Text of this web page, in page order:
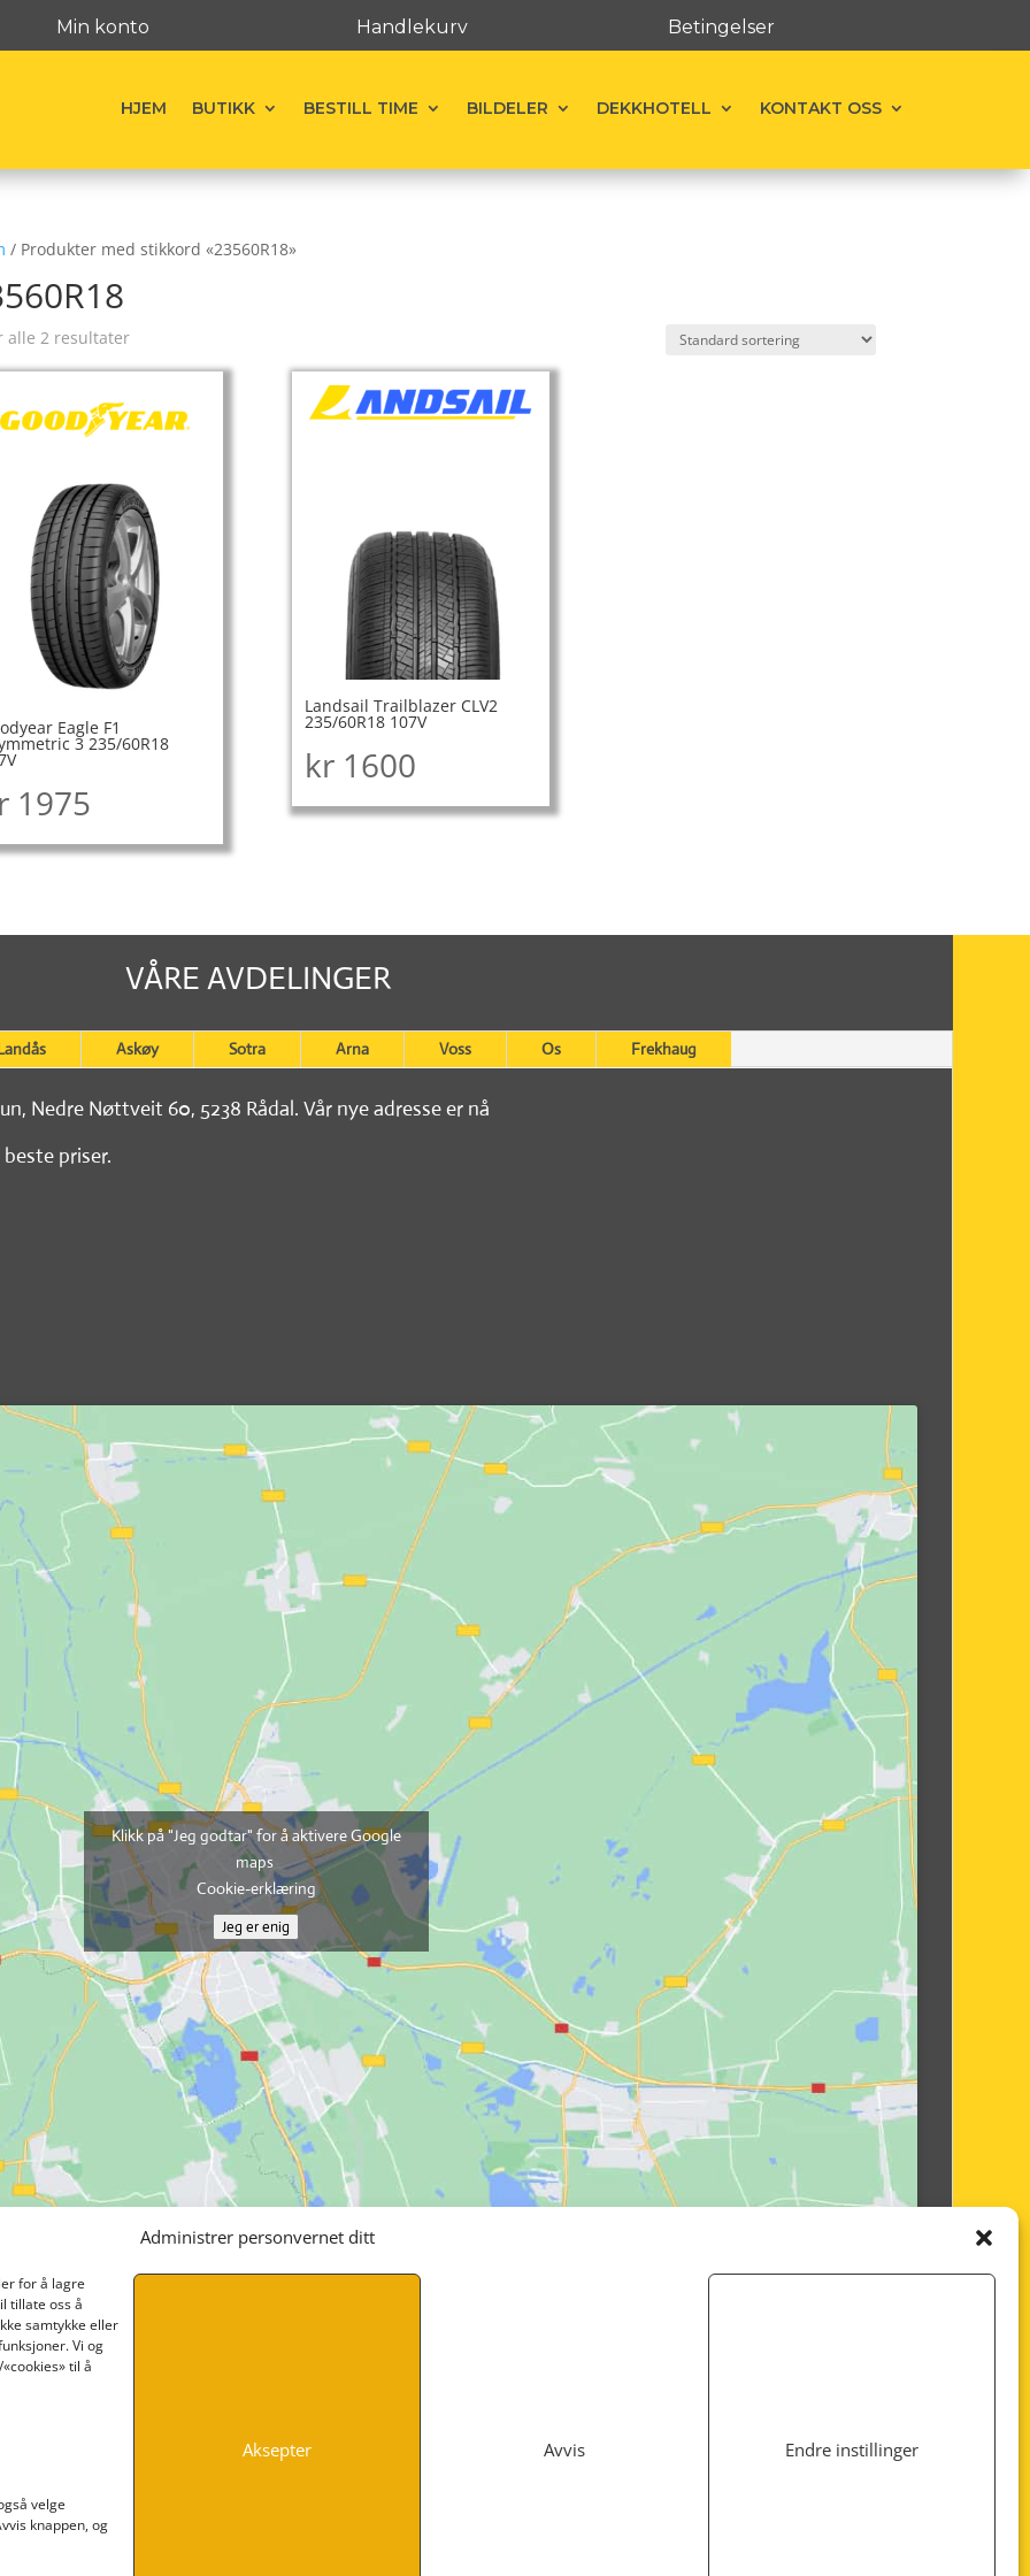
Administrer personvernet ditt
for å lagre
tillate oss å
samtykke eller
Vi og
til å
velge
knappen, og
Aksepter Avvis Endre instillinger
Min konto Handlekurv Betingelser
HJEM BUTIKK BESTILL TIME BILDELER DEKKHOTELL KONTAKT OSS
/ Produkter med stikkord «23560R18»
alle 2 resultater
Eagle F1
3 235/60R18
1975
Landsail Trailblazer CLV2
235/60R18 107V
kr 1600
VÅRE AVDELINGER
Askøy Sotra Arna Voss Os Frekhaug
Nedre Nøttveit 60, 5238 Rådal. Vår nye adresse er nå
priser.
Klikk på "Jeg godtar" for å aktivere Google
maps
Cookie-erklæring
Jeg er enig
INFORMASJON